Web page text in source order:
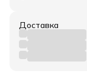
Доставка